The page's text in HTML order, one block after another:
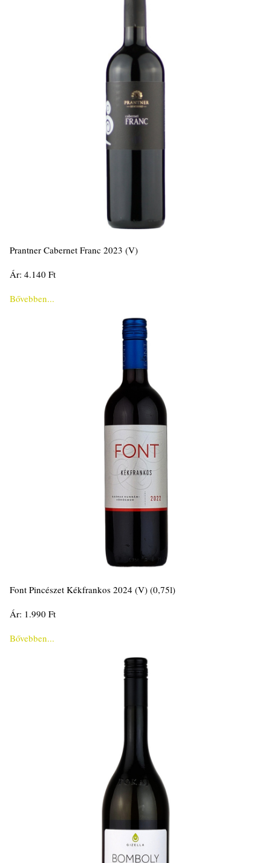
Prantner Cabernet Franc 2023 (V)
Ár: 4.140 Ft
Bővebben...
Font Pincészet Kékfrankos 2024 (V) (0,75l)
Ár: 1.990 Ft
Bővebben...